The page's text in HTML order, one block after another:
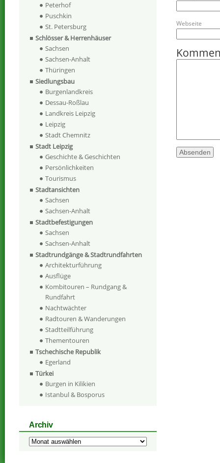
Webseite
Peterhof
Puschkin
St. Petersburg
Schlösser & Herrenhäuser
Sachsen
Sachsen-Anhalt
Thüringen
Siedlungsbau
Burgenlandkreis
Dessau-Roßlau
Landkreis Leipzig
Leipzig
Stadt Chemnitz
Stadt Leipzig
Geschichte & Geschichten
Persönlichkeiten
Tourismus
Stadtansichten
Sachsen
Sachsen-Anhalt
Stadtbefestigungen
Sachsen
Sachsen-Anhalt
Stadtrundgänge & Stadtrundfahrten
Architekturführung
Ausflüge
Kombitouren – Rundgang &
Rundfahrt
Nachtwächter
Radtouren & Wanderungen
Stadtteilführung
Thementouren
Tschechische Republik
Egerland
Türkei
Burgen in Kilikien
Istanbul & Bosporus
Archiv
Archiv